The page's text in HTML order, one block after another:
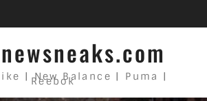
| New Balance | Puma |
Reebok